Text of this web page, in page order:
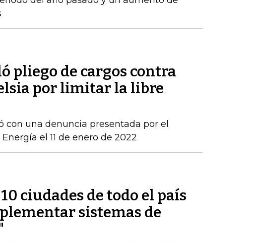
pliego de cargos contra
por limitar la libre
con una denuncia presentada por el
el 11 de enero de 2022
ciudades de todo el país
sistemas de